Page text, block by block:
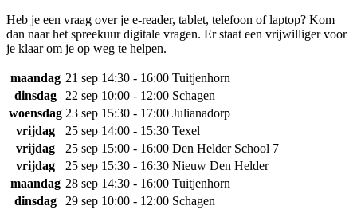
Heb je een vraag over je e-reader, tablet, telefoon of laptop? Kom
dan naar het spreekuur digitale vragen. Er staat een vrijwilliger voor
je klaar om je op weg te helpen.
maandag 21 sep 14:30 - 16:00 Tuitjenhorn
dinsdag
22 sep 10:00 - 12:00 Schagen
woensdag 23 sep 15:30 - 17:00 Julianadorp
vrijdag
25 sep 14:00 - 15:30 Texel
vrijdag
25 sep 15:00 - 16:00 Den Helder School 7
vrijdag
25 sep 15:30 - 16:30 Nieuw Den Helder
maandag 28 sep 14:30 - 16:00 Tuitjenhorn
dinsdag
29 sep 10:00 - 12:00 Schagen